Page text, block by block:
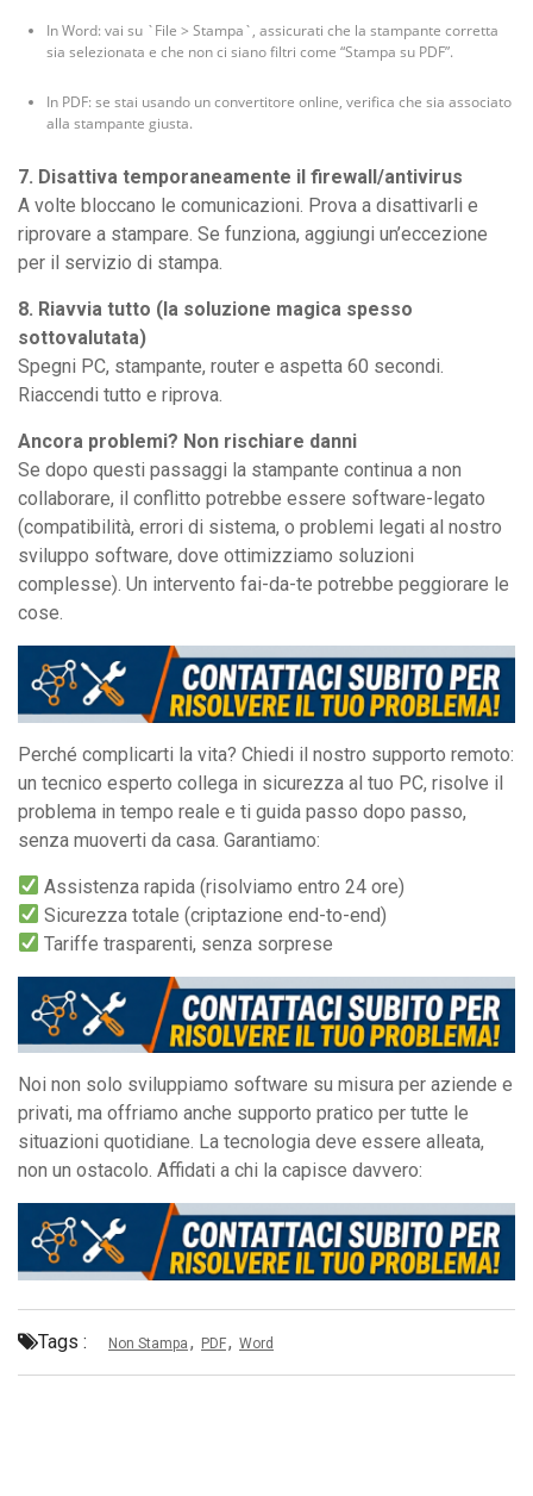
In Word: vai su `File > Stampa`, assicurati che la stampante corretta
sia selezionata e che non ci siano filtri come “Stampa su PDF”.
In PDF: se stai usando un convertitore online, verifica che sia associato
alla stampante giusta.
7. Disattiva temporaneamente il firewall/antivirus
A volte bloccano le comunicazioni. Prova a disattivarli e
riprovare a stampare. Se funziona, aggiungi un’eccezione
per il servizio di stampa.
8. Riavvia tutto (la soluzione magica spesso
sottovalutata)
Spegni PC, stampante, router e aspetta 60 secondi.
Riaccendi tutto e riprova.
Ancora problemi? Non rischiare danni
Se dopo questi passaggi la stampante continua a non
collaborare, il conflitto potrebbe essere software-legato
(compatibilità, errori di sistema, o problemi legati al nostro
sviluppo software, dove ottimizziamo soluzioni
complesse). Un intervento fai-da-te potrebbe peggiorare le
cose.
Perché complicarti la vita? Chiedi il nostro supporto remoto:
un tecnico esperto collega in sicurezza al tuo PC, risolve il
problema in tempo reale e ti guida passo dopo passo,
senza muoverti da casa. Garantiamo:
Assistenza rapida (risolviamo entro 24 ore)
Sicurezza totale (criptazione end-to-end)
Tariffe trasparenti, senza sorprese
Noi non solo sviluppiamo software su misura per aziende e
privati, ma offriamo anche supporto pratico per tutte le
situazioni quotidiane. La tecnologia deve essere alleata,
non un ostacolo. Affidati a chi la capisce davvero:
Tags : Non Stampa , PDF, Word